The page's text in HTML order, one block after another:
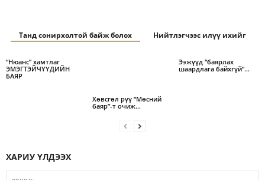
Танд сонирхолтой байж болох Нийтлэгчээс илүү ихийг
“Нюанс” хамтлаг
ЭМЭГТЭЙЧҮҮДИЙН
БАЯР
Хөвсгөл рүү “Мөсний
баяр”-т очиж…
Ээжүүд “баярлах
шаардлага байхгүй”…
ХАРИУ ҮЛДЭЭХ